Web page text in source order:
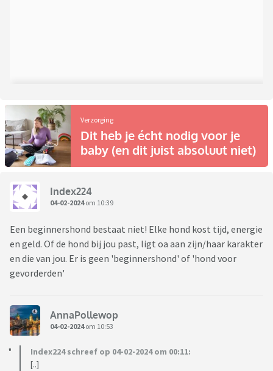
Verzorging
Dit heb je écht nodig voor je
baby (en dit juist absoluut niet)
Index224
04-02-2024om 10:39
Een beginnershond bestaat niet! Elke hond kost tijd, energie
en geld. Of de hond bij jou past, ligt oa aan zijn/haar karakter
en die van jou. Er is geen 'beginnershond' of 'hond voor
gevorderden'
AnnaPollewop
04-02-2024om 10:53
Index224 schreef op 04-02-2024 om 00:11:
[..]